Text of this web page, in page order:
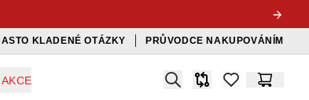
KLADENÉ OTÁZKY PRŮVODCE NAKUPOVÁNÍM
AKCE Search
Srovnávačitems inKošík